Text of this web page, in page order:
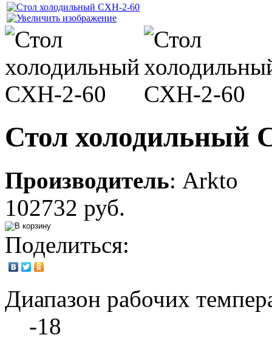
Стол холодильный
Производитель: Arkto
102732 руб.
Поделиться:
Диапазон рабочих
-18